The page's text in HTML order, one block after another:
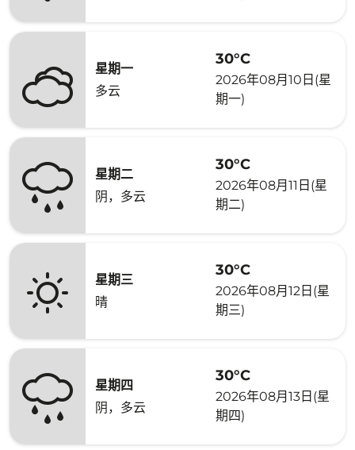
星期一
多云
30°C
2026年08月10日(星
期一)
星期二
阴，多云
30°C
2026年08月11日(星
期二)
星期三
晴
30°C
2026年08月12日(星
期三)
星期四
阴，多云
30°C
2026年08月13日(星
期四)